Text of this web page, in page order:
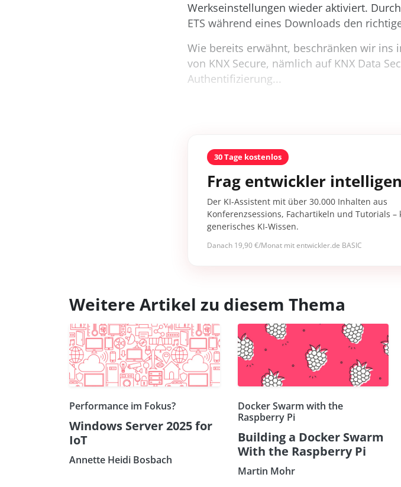
Werkseinstellungen wieder aktiviert.
ETS während eines Downloads den
Wie bereits erwähnt, beschränken wir ins
von KNX Secure, nämlich auf KNX Data
Authentifizierung...
30 Tage kostenlos
Frag entwickler
Der KI-Assistent mit über 30.000 Inhalten aus
Konferenzsessions, Fachartikeln und Tutorials –
generisches KI-Wissen.
Danach 19,90 €/Monat mit entwickler.de BASIC
Weitere Artikel zu diesem Thema
Performance im Fokus?
Windows Server 2025 for
IoT
Annette Heidi Bosbach
Docker Swarm with the
Raspberry Pi
Building a Docker Swarm
With the Raspberry Pi
Martin Mohr